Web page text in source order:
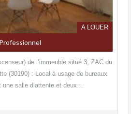
A LOUER
de l’immeuble situé 3, ZAC du
(30190) : Local à usage de bureaux
une salle d’attente et deux…